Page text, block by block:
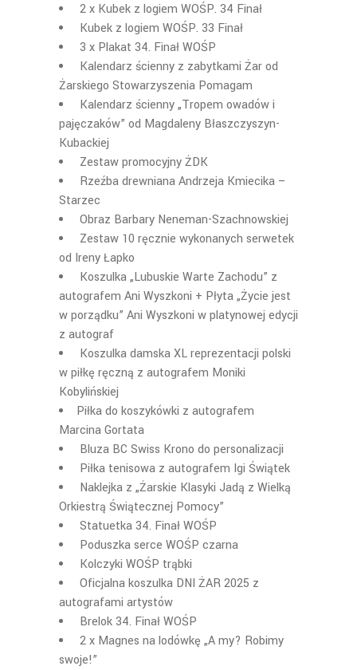
2 x Kubek z logiem WOŚP. 34 Finał
Kubek z logiem WOŚP. 33 Finał
3 x Plakat 34. Finał WOŚP
Kalendarz ścienny z zabytkami Żar od
Żarskiego Stowarzyszenia Pomagam
Kalendarz ścienny „Tropem owadów i
pajęczaków” od Magdaleny Błaszczyszyn-
Kubackiej
Zestaw promocyjny ŻDK
Rzeźba drewniana Andrzeja Kmiecika –
Starzec
Obraz Barbary Neneman-Szachnowskiej
Zestaw 10 ręcznie wykonanych serwetek
od Ireny Łapko
Koszulka „Lubuskie Warte Zachodu” z
autografem Ani Wyszkoni + Płyta „Życie jest
w porządku” Ani Wyszkoni w platynowej edycji
z autograf
Koszulka damska XL reprezentacji polski
w piłkę ręczną z autografem Moniki
Kobylińskiej
Piłka do koszykówki z autografem
Marcina Gortata
Bluza BC Swiss Krono do personalizacji
Piłka tenisowa z autografem Igi Świątek
Naklejka z „Żarskie Klasyki Jadą z Wielką
Orkiestrą Świątecznej Pomocy”
Statuetka 34. Finał WOŚP
Poduszka serce WOŚP czarna
Kolczyki WOŚP trąbki
Oficjalna koszulka DNI ŻAR 2025 z
autografami artystów
Brelok 34. Finał WOŚP
2 x Magnes na lodówkę „A my? Robimy
swoje!”